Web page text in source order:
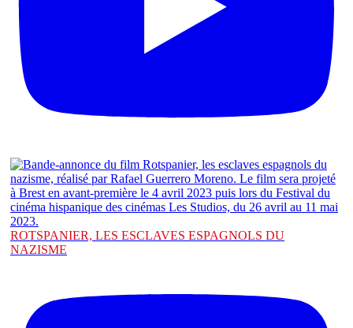
ROTSPANIER, LES ESCLAVES ESPAGNOLS DU
NAZISME